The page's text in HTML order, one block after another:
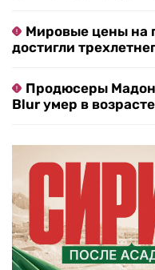
Мировые цены на
достигли
Продюсеры
Blur умер в